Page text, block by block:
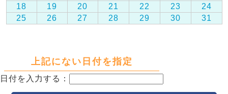
18
19 20 21 22 23
24
25
26 27 28 29 30 31
上記にない日付を指定
日付を入力する：